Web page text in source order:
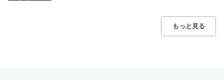
もっと見る